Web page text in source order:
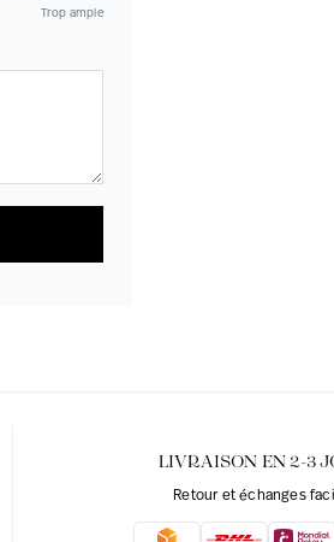
Trop ample
LIVRAISON EN 2-3
Retour et échanges